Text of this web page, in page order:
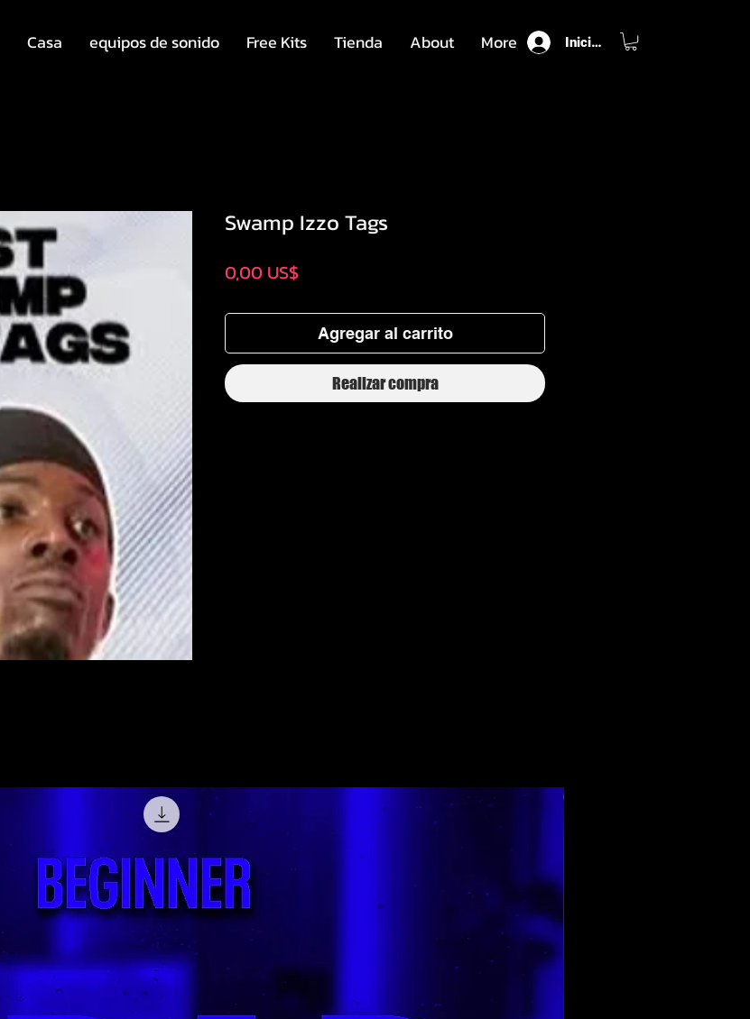
Casa equipos de sonido Free Kits Tienda About More Iniciar sesión
Swamp Izzo Tags
0,00 US$Precio
Agregar al carrito
Realizar compra